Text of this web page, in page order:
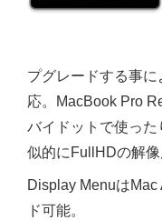
プグレードする事
応。MacBook Pro
バイドットで使っ
似的にFullHDの解像
Display Menuは
ド可能。